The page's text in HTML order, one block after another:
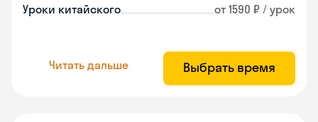
Уроки китайского от 1590 ₽ / урок
Читать дальше Выбрать время